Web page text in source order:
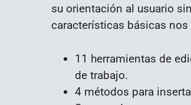
su orientación al usuario
características básicas
11 herramientas de
de trabajo.
4 métodos para